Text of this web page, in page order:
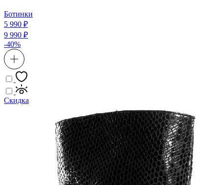
Ботинки
5 990 ₽
9 990 ₽
-40%
Скидка